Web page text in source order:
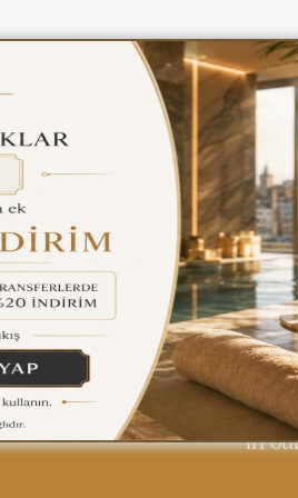
Gizlilik Politikası Türkçe
Find yourself
in